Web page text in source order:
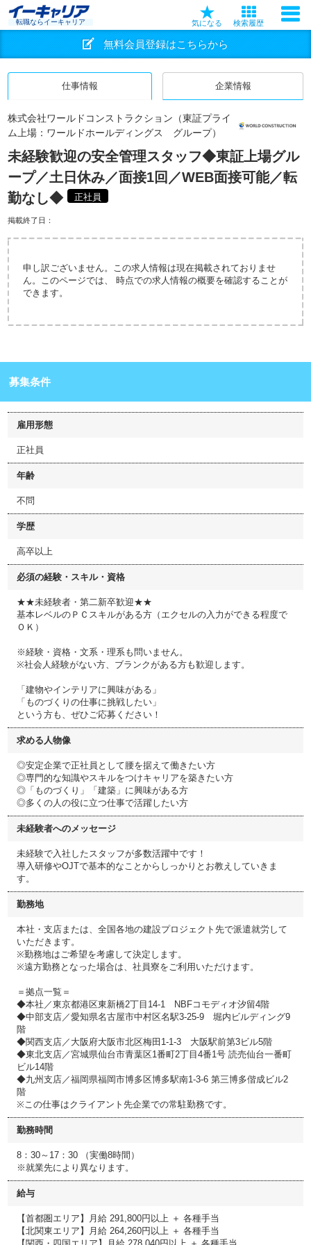
転職ならイーキャリア 気になる 検索履歴
無料会員登録はこちらから
仕事情報 企業情報
株式会社ワールドコンストラクション（東証プライ
ム上場：ワールドホールディングス グループ）
未経験歓迎の安全管理スタッフ◆東証上場グル
ープ／土日休み／面接1回／WEB面接可能／転
勤なし◆
正社員
掲載終了日：
申し訳ございません。この求人情報は現在掲載されておりませ
ん。このページでは、 時点での求人情報の概要を確認することが
できます。
募集条件
雇用形態
正社員
年齢
不問
学歴
高卒以上
必須の経験・スキル・資格
★★未経験者・第二新卒歓迎★★
基本レベルのＰＣスキルがある方（エクセルの入力ができる程度で
ＯＫ）
※経験・資格・文系・理系も問いません。
※社会人経験がない方、ブランクがある方も歓迎します。
「建物やインテリアに興味がある」
「ものづくりの仕事に挑戦したい」
という方も、ぜひご応募ください！
求める人物像
◎安定企業で正社員として腰を据えて働きたい方
◎専門的な知識やスキルをつけキャリアを築きたい方
◎「ものづくり」「建築」に興味がある方
◎多くの人の役に立つ仕事で活躍したい方
未経験者へのメッセージ
未経験で入社したスタッフが多数活躍中です！
導入研修やOJTで基本的なことからしっかりとお教えしていきま
す。
勤務地
本社・支店または、全国各地の建設プロジェクト先で派遣就労して
いただきます。
※勤務地はご希望を考慮して決定します。
※遠方勤務となった場合は、社員寮をご利用いただけます。
＝拠点一覧＝
◆本社／東京都港区東新橋2丁目14-1 NBFコモディオ汐留4階
◆中部支店／愛知県名古屋市中村区名駅3-25-9 堀内ビルディング9
階
◆関西支店／大阪府大阪市北区梅田1-1-3 大阪駅前第3ビル5階
◆東北支店／宮城県仙台市青葉区1番町2丁目4番1号 読売仙台一番町
ビル14階
◆九州支店／福岡県福岡市博多区博多駅南1-3-6 第三博多偕成ビル2
階
※この仕事はクライアント先企業での常駐勤務です。
勤務時間
8：30～17：30 （実働8時間）
※就業先により異なります。
給与
【首都圏エリア】月給 291,800円以上 ＋ 各種手当
【北関東エリア】月給 264,260円以上 ＋ 各種手当